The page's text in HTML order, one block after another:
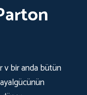
v bir anda bütün